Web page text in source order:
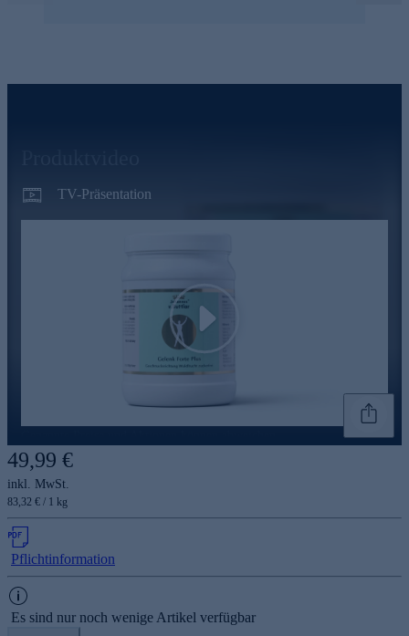
TV-Präsentation
Play
49,99 €
inkl. MwSt.
83,32 € / 1 kg
Pflichtinformation
Es sind nur noch wenige Artikel verfügbar